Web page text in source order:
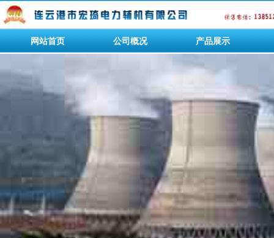
网站首页 公司概况 产品展示